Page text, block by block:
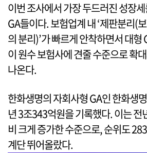
이번 조사에서 가장 두드러진 성장
GA들이다. 보험업계 내 ‘제판분리(
의 분리)’가 빠르게 안착하면서 대형
이 원수 보험사에 견줄 수준으로 확
나온다.
한화생명의 자회사형 GA인 한화생
년 3조343억원을 기록했다. 이는
비 크게 증가한 수준으로, 순위도
계단 뛰어올랐다.